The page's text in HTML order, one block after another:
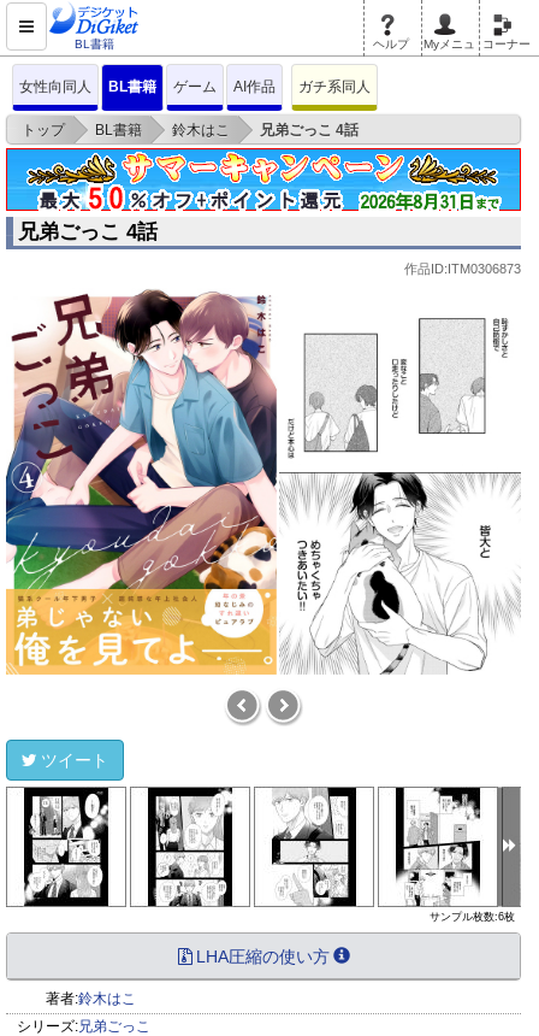
BL書籍 ヘルプ Myメニュ コーナー
女性向同人 BL書籍 ゲーム AI作品 ガチ系同人
トップ > BL書籍 > 鈴木はこ > 兄弟ごっこ 4話
兄弟ごっこ 4話
作品ID:ITM0306873
ツイート
サンプル枚数:6枚
LHA圧縮の使い方
著者:鈴木はこ
シリーズ:兄弟ごっこ